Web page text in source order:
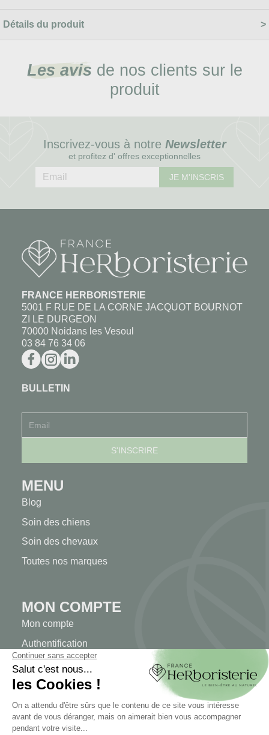
Détails du produit
Les avis de nos clients sur le
produit
Inscrivez-vous à notre Newsletter
et profitez d' offres exceptionnelles
JE M'INSCRIS
FRANCE HERBORISTERIE
5001 F RUE DE LA CORNE JACQUOT BOURNOT
ZI LE DURGEON
70000 Noidans les Vesoul
03 84 76 34 06
BULLETIN
MENU
Blog
Soin des chiens
Soin des chevaux
Toutes nos marques
MON COMPTE
Mon compte
Authentification
Suivi de commande
Créer votre compte
INFORMATIONS